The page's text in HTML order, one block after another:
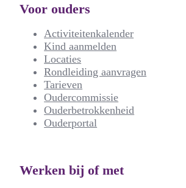
Voor ouders
Activiteitenkalender
Kind aanmelden
Locaties
Rondleiding aanvragen
Tarieven
Oudercommissie
Ouderbetrokkenheid
Ouderportal
Werken bij of met